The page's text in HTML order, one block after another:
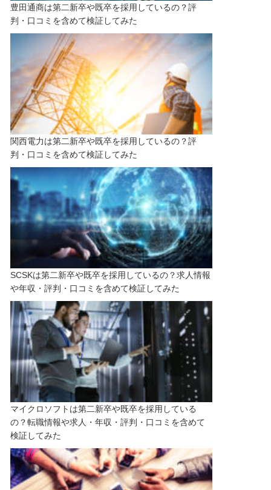
豊田通商は第二新卒や既卒を採用しているの？評
判・口コミを含めて検証してみた
関西電力は第二新卒や既卒を採用しているの？評
判・口コミを含めて検証してみた
SCSKは第二新卒や既卒を採用しているの？求人情報
や年収・評判・口コミを含めて検証してみた
マイクロソフトは第二新卒や既卒を採用している
の？転職情報や求人・年収・評判・口コミを含めて
検証してみた